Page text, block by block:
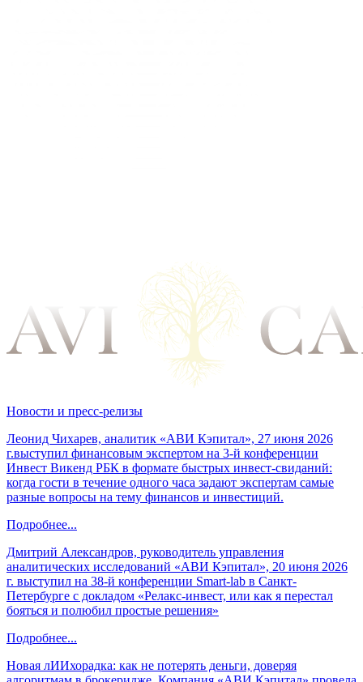
Новости и пресс-релизы
Леонид Чихарев, аналитик «АВИ Кэпитал», 27 июня 2026
г.выступил финансовым экспертом на 3-й конференции
Инвест Викенд РБК в формате быстрых инвест-свиданий:
когда гости в течение одного часа задают экспертам самые
разные вопросы на тему финансов и инвестиций.
Подробнее...
Дмитрий Александров, руководитель управления
аналитических исследований «АВИ Кэпитал», 20 июня 2026
г. выступил на 38-й конференции Smart-lab в Санкт-
Петербурге с докладом «Релакс-инвест, или как я перестал
бояться и полюбил простые решения»
Подробнее...
Новая лИИхорадка: как не потерять деньги, доверяя